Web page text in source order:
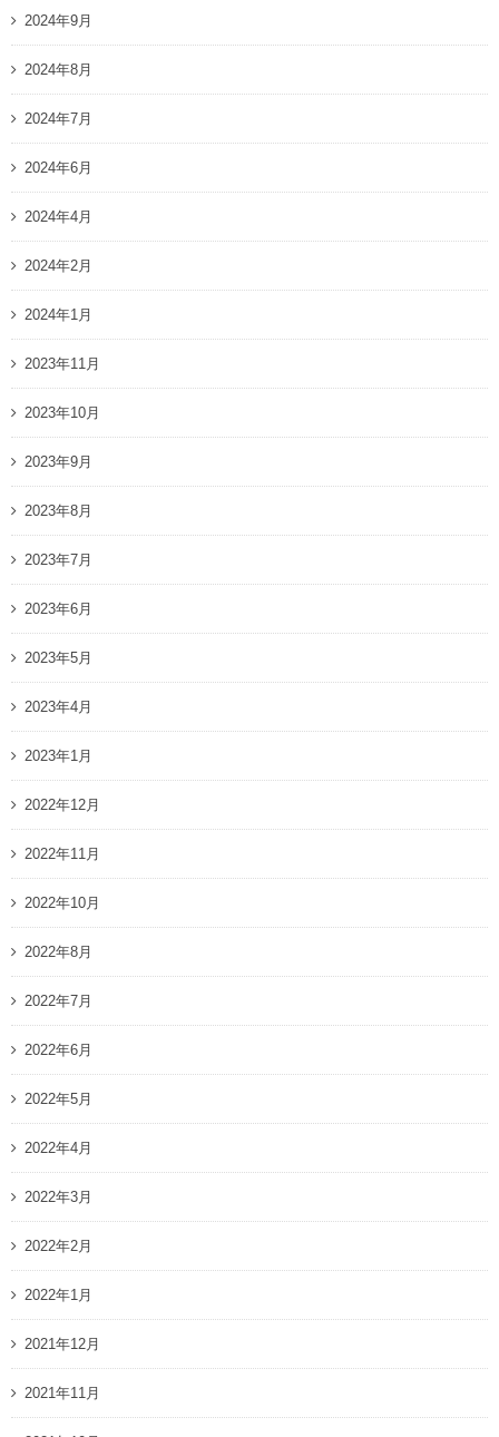
2024年9月
2024年8月
2024年7月
2024年6月
2024年4月
2024年2月
2024年1月
2023年11月
2023年10月
2023年9月
2023年8月
2023年7月
2023年6月
2023年5月
2023年4月
2023年1月
2022年12月
2022年11月
2022年10月
2022年8月
2022年7月
2022年6月
2022年5月
2022年4月
2022年3月
2022年2月
2022年1月
2021年12月
2021年11月